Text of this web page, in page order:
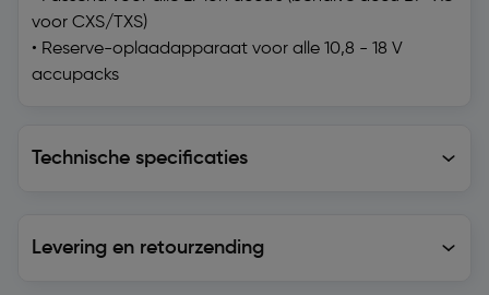
voor CXS/TXS)
• Reserve-oplaadapparaat voor alle 10,8 - 18 V
accupacks
Technische specificaties
Levering en retourzending